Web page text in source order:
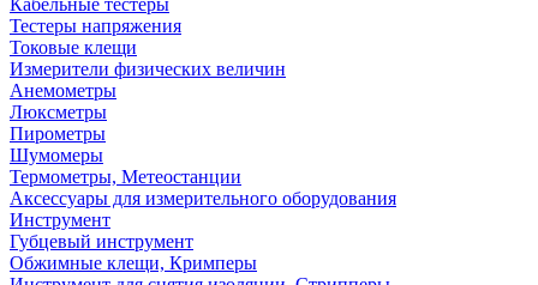
Кабельные тестеры
Тестеры напряжения
Токовые клещи
Измерители физических величин
Анемометры
Люксметры
Пирометры
Шумомеры
Термометры, Метеостанции
Аксессуары для измерительного оборудования
Инструмент
Губцевый инструмент
Обжимные клещи, Кримперы